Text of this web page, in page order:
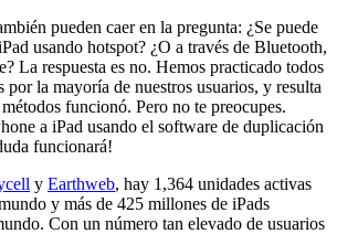
pueden caer en la pregunta: ¿Se puede
usando hotspot? ¿O a través de Bluetooth,
La respuesta es no. Hemos practicado todos
por la mayoría de nuestros usuarios, y resulta
funcionó. Pero no te preocupes.
a iPad usando el software de duplicación
funcionará!
y Earthweb, hay 1,364 unidades activas
y más de 425 millones de iPads
Con un número tan elevado de usuarios